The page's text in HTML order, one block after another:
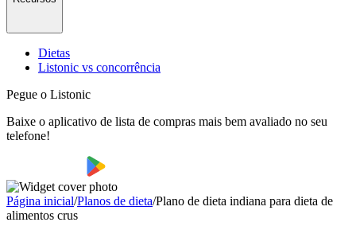
Dietas
Listonic vs concorrência
Pegue o Listonic
Baixe o aplicativo de lista de compras mais bem avaliado no seu
telefone!
Página inicial/Planos de dieta/Plano de dieta indiana para dieta de
alimentos crus